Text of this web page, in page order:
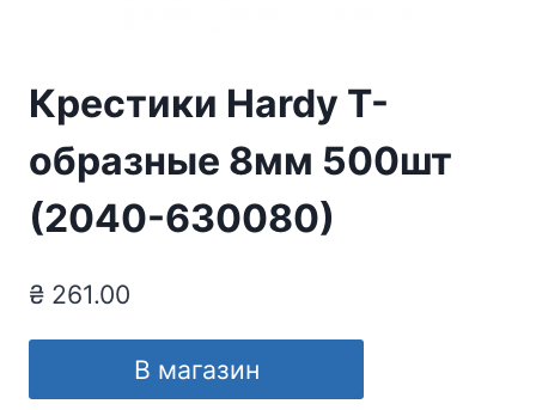
Крестики Hardy T-
образные 8мм 500шт
(2040-630080)
₴ 261.00
В магазин